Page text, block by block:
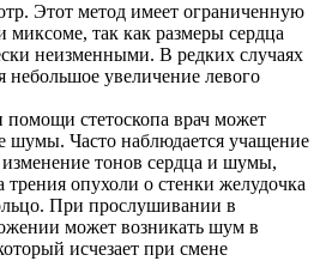
Этот метод имеет ограниченную
миксоме, так как размеры сердца
неизменными. В редких случаях
небольшое увеличение левого
помощи стетоскопа врач может
шумы. Часто наблюдается учащение
изменение тонов сердца и шумы,
опухоли о стенки желудочка
При прослушивании в
может возникать шум в
исчезает при смене